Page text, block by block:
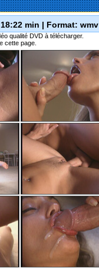
min | Format: wmv
qualité DVD à télécharger.
cette page.